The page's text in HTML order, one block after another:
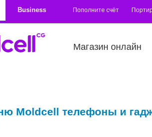
Business Пополните счёт
Магазин онлайн
Moldcell телефоны и